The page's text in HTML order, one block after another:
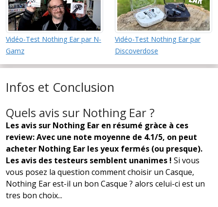
Vidéo-Test Nothing Ear par N-
Gamz
Vidéo-Test Nothing Ear par
Discoverdose
Infos et Conclusion
Quels avis sur Nothing Ear ?
Les avis sur Nothing Ear en résumé gràce à ces
review: Avec une note moyenne de 4.1/5, on peut
acheter Nothing Ear les yeux fermés (ou presque).
Les avis des testeurs semblent unanimes ! Si vous
vous posez la question comment choisir un Casque,
Nothing Ear est-il un bon Casque ? alors celui-ci est un
tres bon choix...